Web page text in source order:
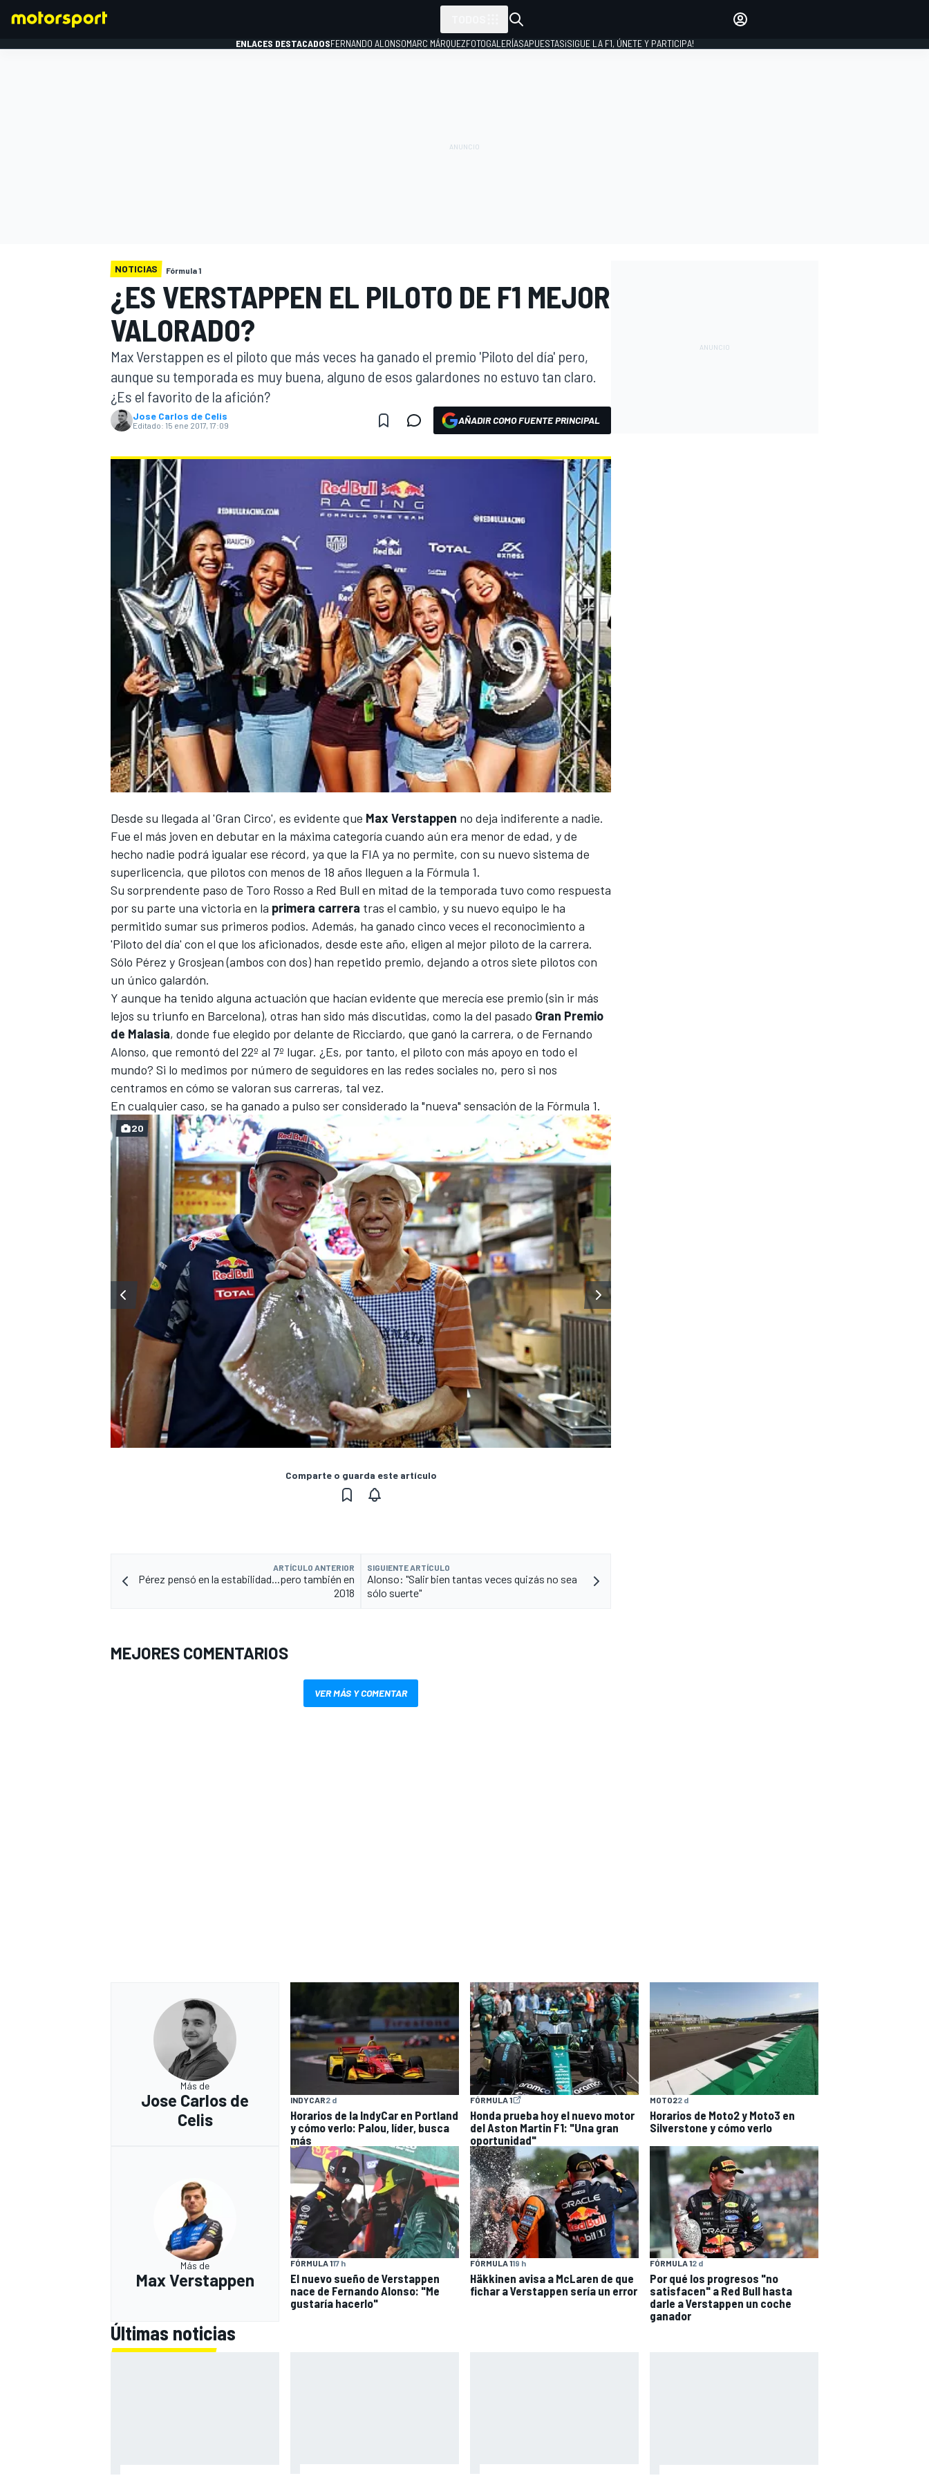
FÓRMULA E
MÁS CATEGORÍAS
ENLACES DESTACADOSFERNANDO ALONSOMARC MÁRQUEZFOTOGALERÍASAPUESTAS¡SIGUE LA F1, ÚNETE Y PARTICIPA!
NOTICIAS Fórmula 1
¿ES VERSTAPPEN EL PILOTO DE F1 MEJOR
VALORADO?
Max Verstappen es el piloto que más veces ha ganado el premio 'Piloto del día' pero,
aunque su temporada es muy buena, alguno de esos galardones no estuvo tan claro.
¿Es el favorito de la afición?
Jose Carlos de Celis
Editado: 15 ene 2017, 17:09 AÑADIR COMO FUENTE PRINCIPAL
Desde su llegada al 'Gran Circo', es evidente que Max Verstappen no deja indiferente a nadie.
Fue el más joven en debutar en la máxima categoría cuando aún era menor de edad, y de
hecho nadie podrá igualar ese récord, ya que la FIA ya no permite, con su nuevo sistema de
superlicencia, que pilotos con menos de 18 años lleguen a la Fórmula 1.
Su sorprendente paso de Toro Rosso a Red Bull en mitad de la temporada tuvo como respuesta
por su parte una victoria en la primera carrera tras el cambio, y su nuevo equipo le ha
permitido sumar sus primeros podios. Además, ha ganado cinco veces el reconocimiento a
'Piloto del día' con el que los aficionados, desde este año, eligen al mejor piloto de la carrera.
Sólo Pérez y Grosjean (ambos con dos) han repetido premio, dejando a otros siete pilotos con
un único galardón.
Y aunque ha tenido alguna actuación que hacían evidente que merecía ese premio (sin ir más
lejos su triunfo en Barcelona), otras han sido más discutidas, como la del pasado Gran Premio
de Malasia, donde fue elegido por delante de Ricciardo, que ganó la carrera, o de Fernando
Alonso, que remontó del 22º al 7º lugar. ¿Es, por tanto, el piloto con más apoyo en todo el
mundo? Si lo medimos por número de seguidores en las redes sociales no, pero si nos
centramos en cómo se valoran sus carreras, tal vez.
En cualquier caso, se ha ganado a pulso ser considerado la "nueva" sensación de la Fórmula 1.
20
Comparte o guarda este artículo
ARTÍCULO ANTERIOR
Pérez pensó en la estabilidad...pero también en
2018
SIGUIENTE ARTÍCULO
Alonso: "Salir bien tantas veces quizás no sea
sólo suerte"
MEJORES COMENTARIOS
VER MÁS Y COMENTAR
Más de
Jose Carlos de
Celis
INDYCAR2 d
Horarios de la IndyCar en Portland
y cómo verlo: Palou, líder, busca
más
FÓRMULA 1
Honda prueba hoy el nuevo motor
del Aston Martin F1: "Una gran
oportunidad"
MOTO22 d
Horarios de Moto2 y Moto3 en
Silverstone y cómo verlo
Más de
Max Verstappen
FÓRMULA 117 h
El nuevo sueño de Verstappen
nace de Fernando Alonso: "Me
gustaría hacerlo"
FÓRMULA 119 h
Häkkinen avisa a McLaren de que
fichar a Verstappen sería un error
FÓRMULA 12 d
Por qué los progresos "no
satisfacen" a Red Bull hasta
darle a Verstappen un coche
ganador
Últimas noticias